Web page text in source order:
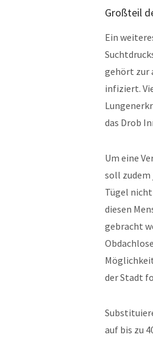
Großteil
Ein
gehört zur
infiziert.
das Drob
Um eine
soll zudem
Tügel
diesen
gebracht
der Stadt
auf bis zu